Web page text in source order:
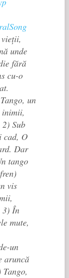
unde
fără
cu-o
un
inimii,
Sub
cad, O
Dar
tango
vis
3) În
mute,
un
aruncă